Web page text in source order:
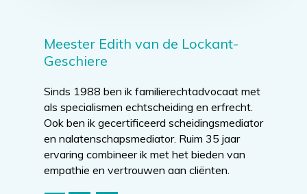
Meester Edith van de Lockant-
Geschiere
Sinds 1988 ben ik familierechtadvocaat met
als specialismen echtscheiding en erfrecht.
Ook ben ik gecertificeerd scheidingsmediator
en nalatenschapsmediator. Ruim 35 jaar
ervaring combineer ik met het bieden van
empathie en vertrouwen aan cliënten.